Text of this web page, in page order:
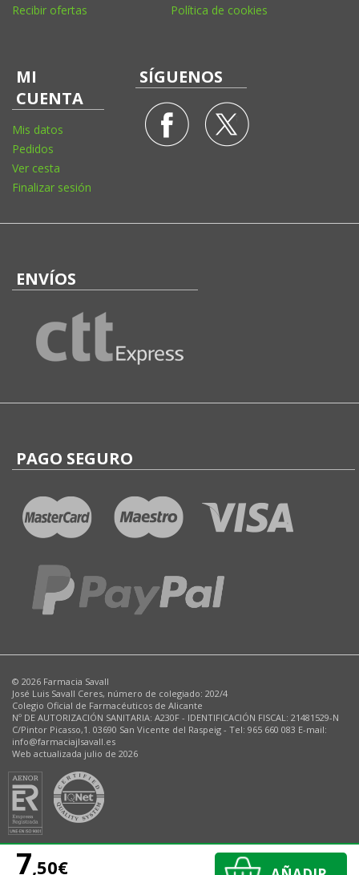
7,50€
Recibir ofertas
Política de cookies
MI
CUENTA
Mis datos
Pedidos
Ver cesta
Finalizar sesión
SÍGUENOS
ENVÍOS
PAGO SEGURO
© 2026 Farmacia Savall
José Luis Savall Ceres, número de colegiado: 202/4
Colegio Oficial de Farmacéuticos de Alicante
Nº DE AUTORIZACIÓN SANITARIA: A230F - IDENTIFICACIÓN FISCAL: 21481529-N
C/Pintor Picasso,1. 03690 San Vicente del Raspeig - Tel: 965 660 083 E-mail:
info@farmaciajlsavall.es
Web actualizada julio de 2026